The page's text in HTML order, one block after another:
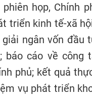
phiên họp, Chính
triển kinh tế-xã
giải ngân vốn đầu
báo cáo về công
phủ; kết quả
vụ phát triển